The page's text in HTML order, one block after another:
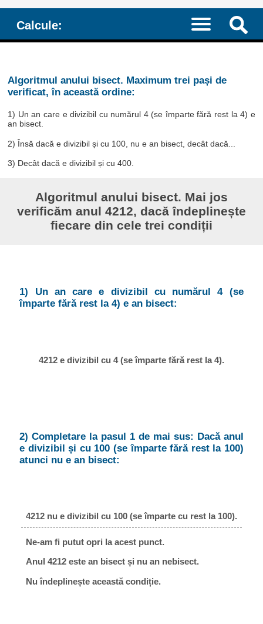
Calcule:
Algoritmul anului bisect. Maximum trei pași de
verificat, în această ordine:
1) Un an care e divizibil cu numărul 4 (se împarte fără rest la 4) e
an bisect.
2) Însă dacă e divizibil și cu 100, nu e an bisect, decât dacă...
3) Decât dacă e divizibil și cu 400.
Algoritmul anului bisect. Mai jos
verificăm anul 4212, dacă îndeplinește
fiecare din cele trei condiții
1) Un an care e divizibil cu numărul 4 (se
împarte fără rest la 4) e an bisect:
4212 e divizibil cu 4 (se împarte fără rest la 4).
2) Completare la pasul 1 de mai sus: Dacă anul
e divizibil și cu 100 (se împarte fără rest la 100)
atunci nu e an bisect:
4212 nu e divizibil cu 100 (se împarte cu rest la 100).
Ne-am fi putut opri la acest punct.
Anul 4212 este an bisect și nu an nebisect.
Nu îndeplinește această condiție.